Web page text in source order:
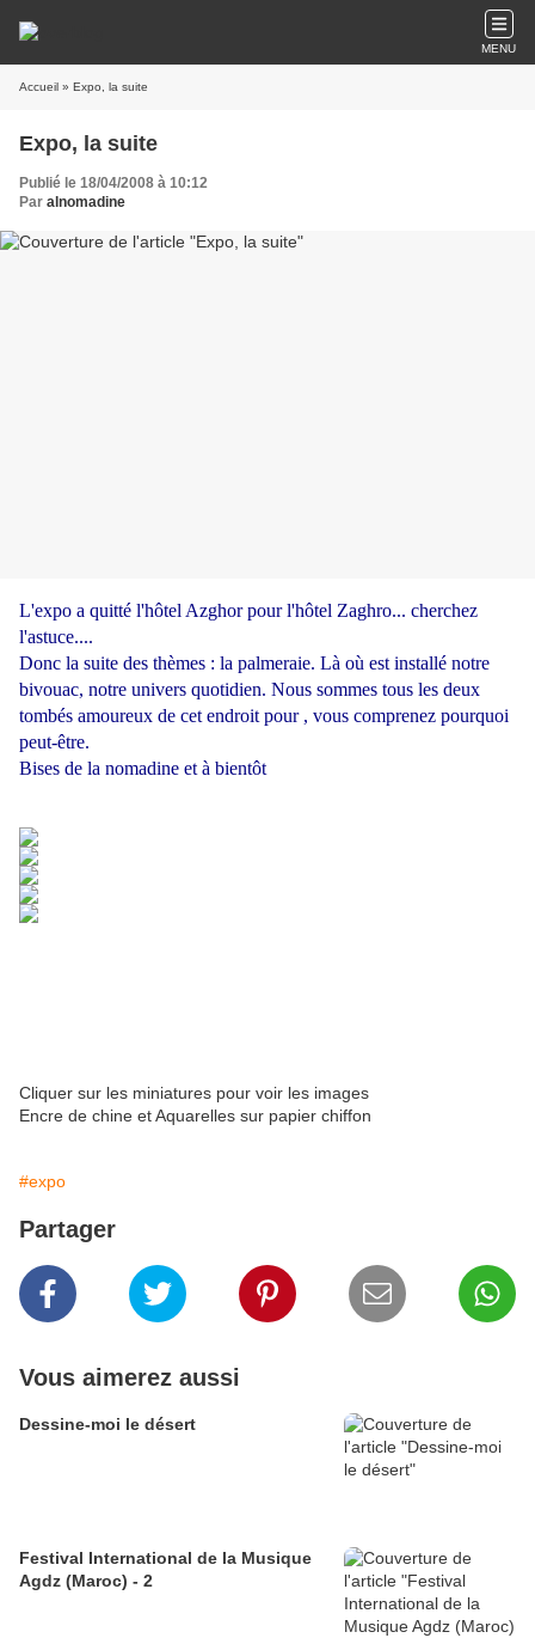
MENU
Accueil » Expo, la suite
Expo, la suite
Publié le 18/04/2008 à 10:12
Par alnomadine
L'expo a quitté l'hôtel Azghor pour l'hôtel Zaghro... cherchez
l'astuce....
Donc la suite des thèmes : la palmeraie. Là où est installé notre
bivouac, notre univers quotidien. Nous sommes tous les deux
tombés amoureux de cet endroit pour , vous comprenez pourquoi
peut-être.
Bises de la nomadine et à bientôt
Cliquer sur les miniatures pour voir les images
Encre de chine et Aquarelles sur papier chiffon
#expo
Partager
Vous aimerez aussi
Dessine-moi le désert
Festival International de la Musique
Agdz (Maroc) - 2